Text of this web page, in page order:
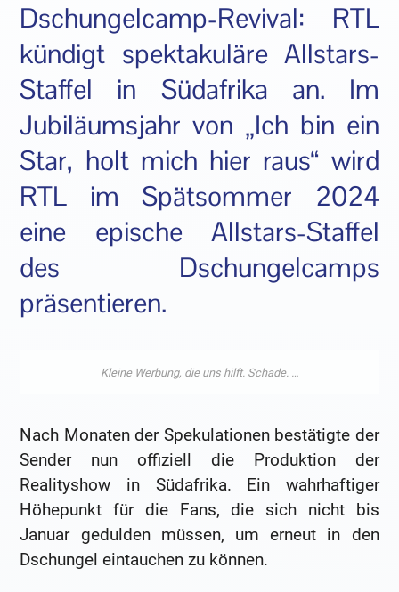
Dschungelcamp-Revival: RTL
kündigt spektakuläre Allstars-
Staffel in Südafrika an. Im
Jubiläumsjahr von „Ich bin ein
Star, holt mich hier raus“ wird
RTL im Spätsommer 2024
eine epische Allstars-Staffel
des Dschungelcamps
präsentieren.
Nach Monaten der Spekulationen bestätigte der
Sender nun offiziell die Produktion der
Realityshow in Südafrika. Ein wahrhaftiger
Höhepunkt für die Fans, die sich nicht bis
Januar gedulden müssen, um erneut in den
Dschungel eintauchen zu können.